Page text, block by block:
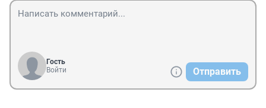
Гость
Войти
Отправить